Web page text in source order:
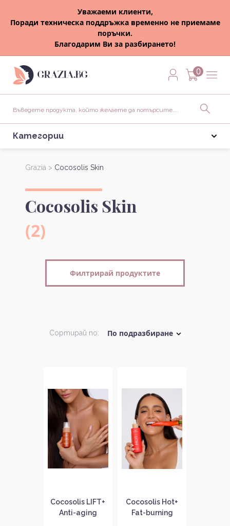
Уважаеми клиенти,
Поради техническа поддръжка временно не приемаме
поръчки.
Благодарим Ви за разбирането!
0
Категории
Grazia > Cocosolis Skin
Cocosolis Skin
(2)
Филтрирай продуктите
Сортирай по:
Cocosolis LIFT+
Anti-aging
Cocosolis Hot+
Fat-burning